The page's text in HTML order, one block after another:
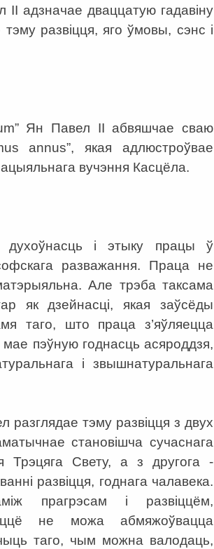
адзначае дваццатую гадавіну
развіцця, яго ўмовы, сэнс і
Ян Павел ІІ абвяшчае сваю
annus”, якая адлюстроўвае
вучэння Касцёла.
духоўнасць і этыку працы ў
разважання. Праца не
Але трэба таксама
як дзейнасці, якая заўсёды
таго, што праца з’яўляецца
пэўную годнасць асяроддзя,
і звышнатуральнага
тэму развіцця з двух
становішча сучаснага
Трэцяга Свету, а з другога -
развіцця, годнага чалавека.
прагрэсам і развіццём,
не можа абмяжоўвацца
таго, чым можна валодаць,